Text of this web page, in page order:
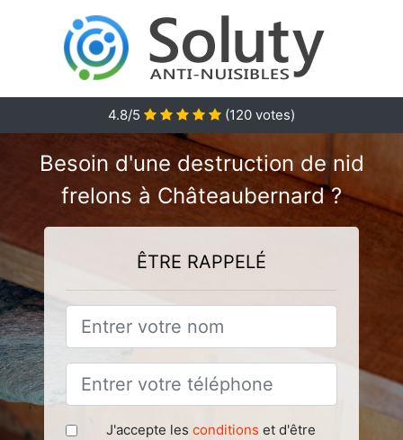
4.8/5 (120 votes)
Besoin d'une destruction de nid
frelons à Châteaubernard ?
ÊTRE RAPPELÉ
J'accepte les conditions et d'être